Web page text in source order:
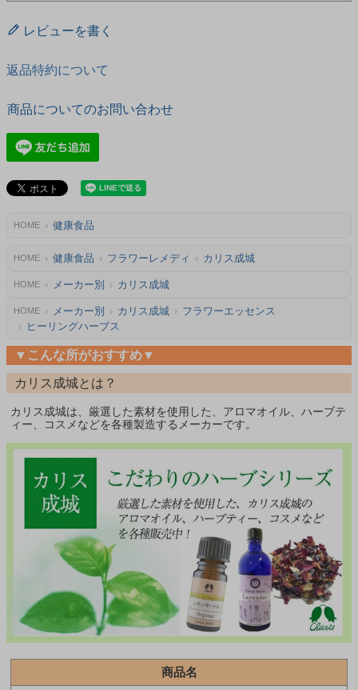
レビューを書く
返品特約について
商品についてのお問い合わせ
HOME 健康食品
HOME 健康食品 フラワーレメディ カリス成城
HOME メーカー別 カリス成城
HOME メーカー別 カリス成城
フラワーエッセンス
ヒーリングハーブス
▼こんな所がおすすめ▼
カリス成城とは？
カリス成城は、厳選した素材を使用した、アロマオイル、ハーブテ
ィー、コスメなどを各種製造するメーカーです。
商品名